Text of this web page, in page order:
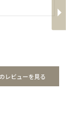
レビューを見る